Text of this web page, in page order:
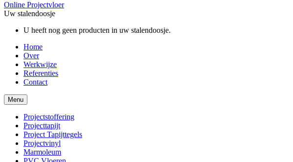
Online Projectvloer
Uw stalendoosje
U heeft nog geen producten in uw stalendoosje.
Home
Over
Werkwijze
Referenties
Contact
Menu
Projectstoffering
Projecttapijt
Project Tapijttegels
Projectvinyl
Marmoleum